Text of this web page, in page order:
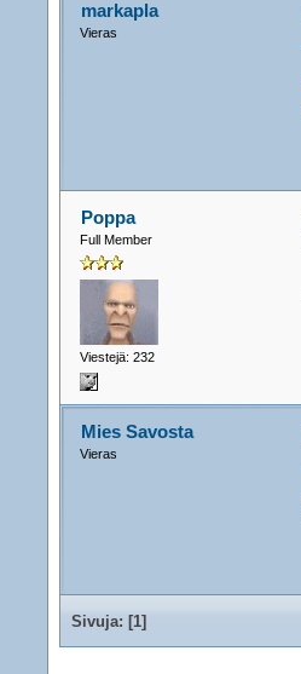
markapla
Vieras
Poppa
Full Member
Viestejä: 232
Mies Savosta
Vieras
Sivuja: [1]